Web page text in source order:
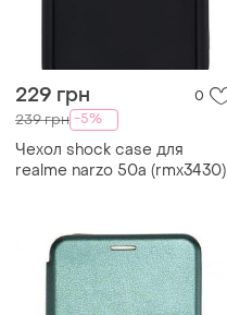
229 грн 0
239 грн -5%
Чехол shock case для
realme narzo 50a (rmx3430)